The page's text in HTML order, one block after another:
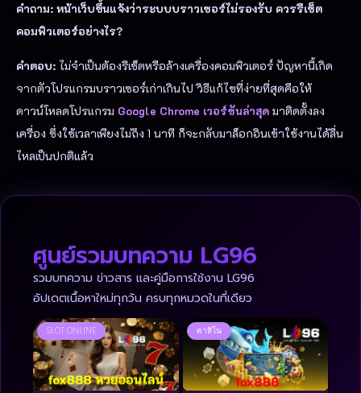
คำถาม: หน้าเว็บขึ้นแจ้งว่าระบบบราวเซอร์ไม่รองรับ ควรรีเซ็ต
คอมพิวเตอร์อย่างไร?
คำตอบ: ไม่จำเป็นต้องรีเซ็ตหรือล้างเครื่องคอมพิวเตอร์ ปัญหานี้เกิด
จากตัวโปรแกรมบราวเซอร์เก่าเกินไป วิธีแก้ไขที่ง่ายที่สุดคือให้
ดาวน์โหลดโปรแกรม Google Chrome เวอร์ชันล่าสุด มาติดตั้งลง
เครื่อง ซึ่งใช้เวลาเพียงไม่ถึง 1 นาที ก็จะกลับมาล็อกอินเข้าใช้งานได้ลื่น
ไหลเป็นปกติแล้ว
ศูนย์รวมบทความ LG96
รวมบทความ ข่าวสาร และคู่มือการใช้งาน LG96
อัปเดตเนื้อหาใหม่ทุกวัน ครบทุกหมวดในที่เดียว
SLOT ONLINE คาสิโน